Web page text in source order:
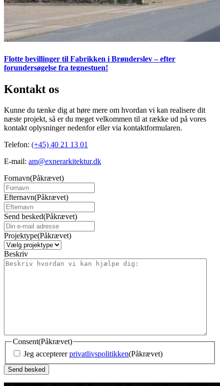
Flotte bevillinger til Fabrikken i Brønderslev – efter
forundersøgelse fra tegnestuen!
Kontakt os
Kunne du tænke dig at høre mere om hvordan vi kan realisere dit
næste projekt, så er du meget velkommen til at række ud på vores
kontakt oplysninger nedenfor eller via kontaktformularen.
Telefon: (+45) 40 21 13 01
E-mail: am@exnerarkitektur.dk
Fornavn(Påkrævet)
Efternavn(Påkrævet)
Send besked(Påkrævet)
Projektype(Påkrævet)
Beskriv
Consent(Påkrævet)
Jeg acceptererprivatlivspolitikken(Påkrævet)